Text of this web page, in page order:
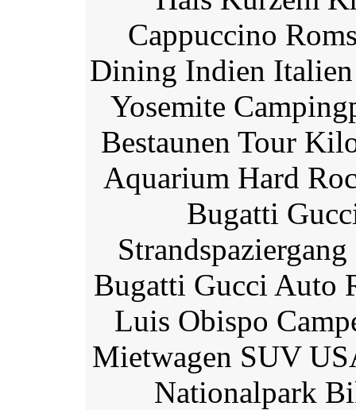
Cappuccino
Dining Indien
Yosemite
Bestaunen Tour
Aquarium Hard
Bugatti
Bugatti Gucci Auto
Luis Obispo
Mietwagen SUV
Nationalpark